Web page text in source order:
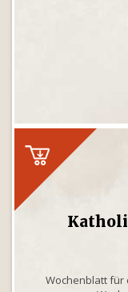
Wochenblatt für